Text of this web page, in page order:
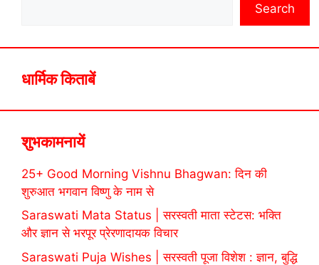
Search
धार्मिक किताबें
शुभकामनायें
25+ Good Morning Vishnu Bhagwan: दिन की
शुरुआत भगवान विष्णु के नाम से
Saraswati Mata Status | सरस्वती माता स्टेटस: भक्ति
और ज्ञान से भरपूर प्रेरणादायक विचार
Saraswati Puja Wishes | सरस्वती पूजा विशेश : ज्ञान, बुद्धि